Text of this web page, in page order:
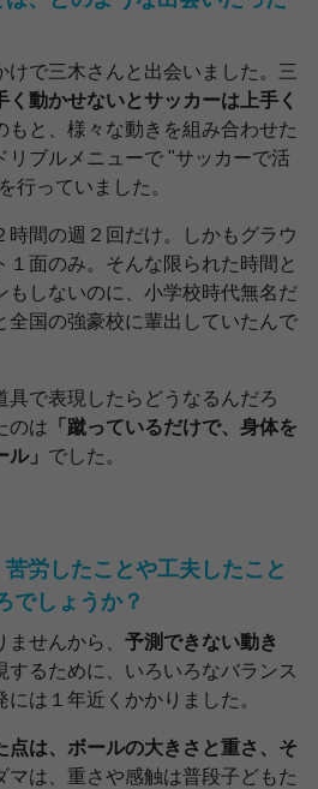
けで三木さんと出会いました。三
く動かせないとサッカーは上手く
もと、様々な動きを組み合わせた
リブルメニューで "サッカーで活
行っていました。
時間の週２回だけ。しかもグラウ
１面のみ。そんな限られた時間と
もしないのに、小学校時代無名だ
全国の強豪校に輩出していたんで
具で表現したらどうなるんだろ
のは 「蹴っているだけで、身体を
」 でした。
労したことや工夫したこと
でしょうか？
せんから、 予測できない動き
するために、いろいろなバランス
は１年近くかかりました。
点は、ボールの大きさと重さ、そ
マは、重さや感触は普段子どもた